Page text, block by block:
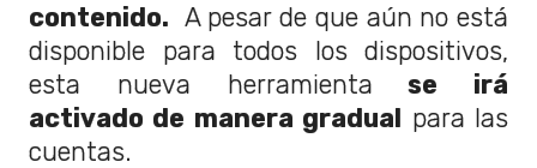
contenido. A pesar de que aún no está
disponible para todos los dispositivos,
esta nueva herramienta se irá
activado de manera gradual para las
cuentas.